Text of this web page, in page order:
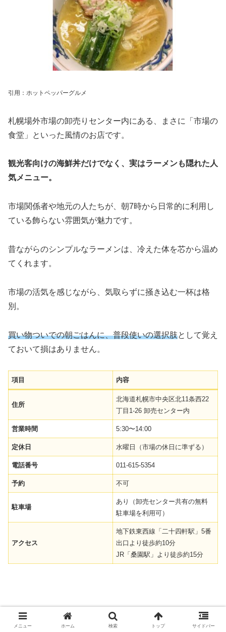
引用：ホットペッパーグルメ
札幌場外市場の卸売りセンター内にある、まさに「市場の
食堂」といった風情のお店です。
観光客向けの海鮮丼だけでなく、実はラーメンも隠れた人
気メニュー。
市場関係者や地元の人たちが、朝7時から日常的に利用し
ている飾らない雰囲気が魅力です。
昔ながらのシンプルなラーメンは、冷えた体を芯から温め
てくれます。
市場の活気を感じながら、気取らずに掻き込む一杯は格
別。
買い物ついでの朝ごはんに、普段使いの選択肢として覚え
ておいて損はありません。
項目 内容
住所
北海道札幌市中央区北11条西22
丁目1-26 卸売センター内
営業時間 5:30〜14:00
定休日 水曜日（市場の休日に準ずる）
電話番号 011-615-5354
予約 不可
駐車場
あり（卸売センター共有の無料
駐車場を利用可）
アクセス
地下鉄東西線「二十四軒駅」5番
出口より徒歩約10分
JR「桑園駅」より徒歩約15分
メニュー ホーム 検索 トップ サイドバー